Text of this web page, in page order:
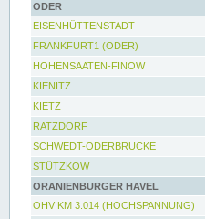
ODER
EISENHÜTTENSTADT
FRANKFURT1 (ODER)
HOHENSAATEN-FINOW
KIENITZ
KIETZ
RATZDORF
SCHWEDT-ODERBRÜCKE
STÜTZKOW
ORANIENBURGER HAVEL
OHV KM 3.014 (HOCHSPANNUNG)